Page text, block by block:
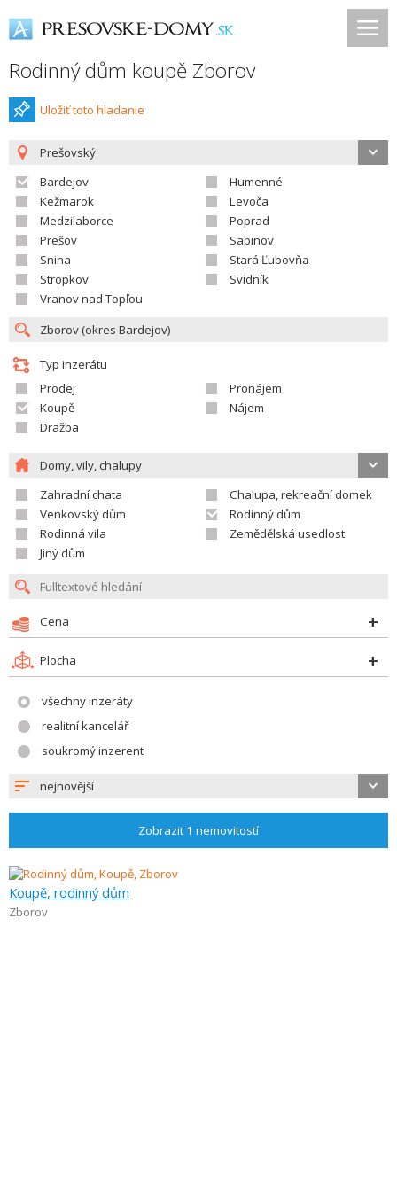
Rodinný dům koupě Zborov
Uložiť toto hladanie
Prešovský
Bardejov
Humenné
Kežmarok
Levoča
Medzilaborce
Poprad
Prešov
Sabinov
Snina
Stará Ľubovňa
Stropkov
Svidník
Vranov nad Topľou
Typ inzerátu
Prodej
Pronájem
Koupě
Nájem
Dražba
Domy, vily, chalupy
Zahradní chata
Chalupa, rekreační domek
Venkovský dům
Rodinný dům
Rodinná vila
Zemědělská usedlost
Jiný dům
Cena
Plocha
všechny inzeráty
realitní kancelář
soukromý inzerent
nejnovější
Zobrazit 1 nemovitostí
Koupě, rodinný dům
Zborov